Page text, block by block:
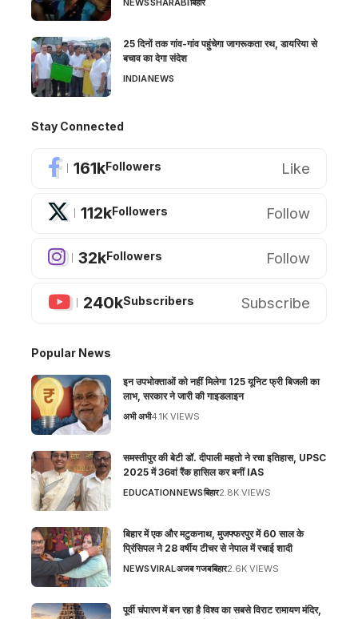
25 दिनों तक गांव-गांव पहुंचेगा जागरूकता रथ, डायरिया से
बचाव का देगा संदेश
INDIANEWS
Stay Connected
161kFollowers Like
112kFollowers Follow
32kFollowers Follow
240kSubscribers Subscribe
Popular News
इन उपभोक्ताओं को नहीं मिलेगा 125 यूनिट फ्री बिजली का
लाभ, सरकार ने जारी की गाइडलाइन
अभी अभी4.1K VIEWS
समस्तीपुर की बेटी डॉ. दीपाली महतो ने रचा इतिहास, UPSC
2025 में 36वां रैंक हासिल कर बनीं IAS
EDUCATIONNEWSबिहार2.8K VIEWS
बिहार में एक और मटुकनाथ, मुजफ्फरपुर में 60 साल के
प्रिंसिपल ने 28 वर्षीय टीचर से नेपाल में रचाई शादी
NEWSVIRALअजब गजबबिहार2.6K VIEWS
पूर्वी चंपारण में बन रहा है विश्व का सबसे विराट रामायण मंदिर,